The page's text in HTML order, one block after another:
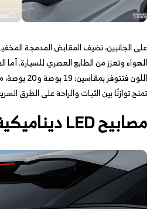
على الجانبين، تضيف المقابض المدمجة
الهواء وتعزز من الطابع العصري للسيارة. أما
اللون فتتوفر
تمنح توازنًا بين الثبات والراحة على الطرق
مصابيح LED ديناميكية بعرض ترحيبي